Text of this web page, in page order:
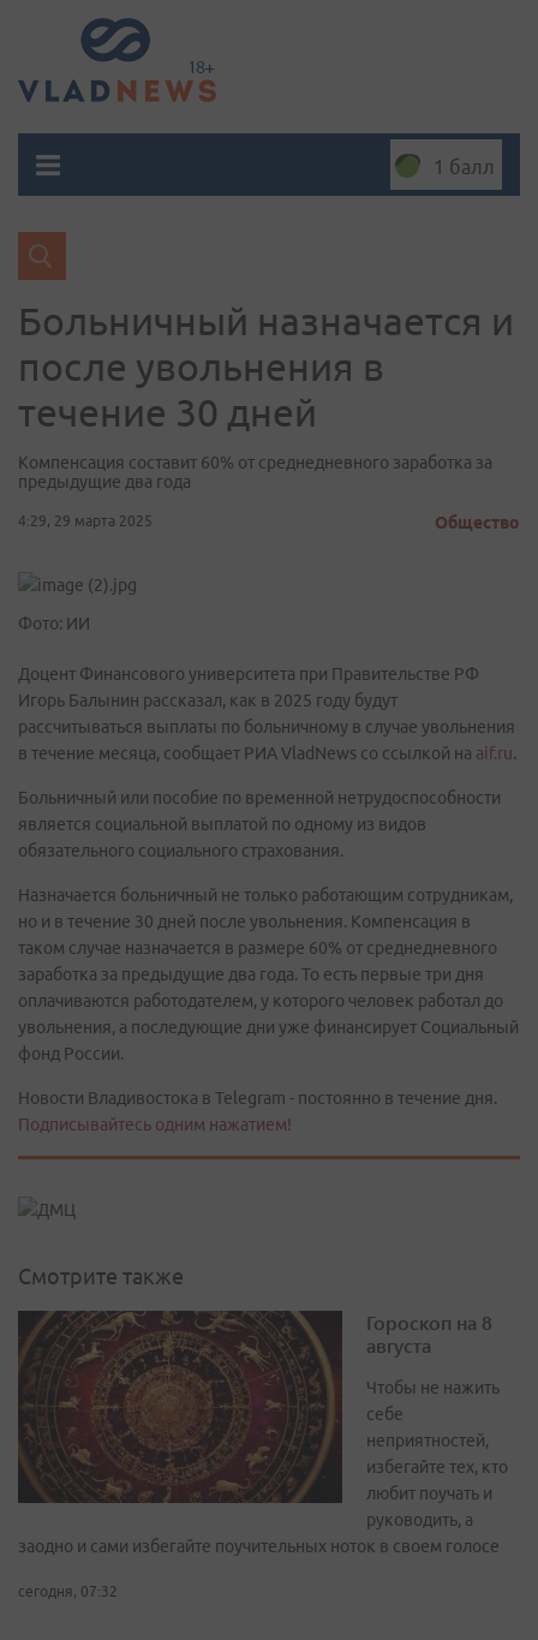
1 балл
Больничный назначается и
после увольнения в
течение 30 дней
Компенсация составит 60% от среднедневного заработка за
предыдущие два года
4:29, 29 марта 2025 Общество
Фото: ИИ
Доцент Финансового университета при Правительстве РФ
Игорь Балынин рассказал, как в 2025 году будут
рассчитываться выплаты по больничному в случае увольнения
в течение месяца, сообщает РИА VladNews со ссылкой на aif.ru.
Больничный или пособие по временной нетрудоспособности
является социальной выплатой по одному из видов
обязательного социального страхования.
Назначается больничный не только работающим сотрудникам,
но и в течение 30 дней после увольнения. Компенсация в
таком случае назначается в размере 60% от среднедневного
заработка за предыдущие два года. То есть первые три дня
оплачиваются работодателем, у которого человек работал до
увольнения, а последующие дни уже финансирует Социальный
фонд России.
Новости Владивостока в Telegram - постоянно в течение дня.
Подписывайтесь одним нажатием!
Смотрите также
Гороскоп на 8
августа
Чтобы не нажить
себе
неприятностей,
избегайте тех, кто
любит поучать и
руководить, а
заодно и сами избегайте поучительных ноток в своем голосе
сегодня, 07:32